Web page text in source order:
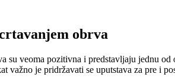
obrva
su veoma pozitivna i predstavljaju jednu
važno je pridržavati se uputstava za pre i